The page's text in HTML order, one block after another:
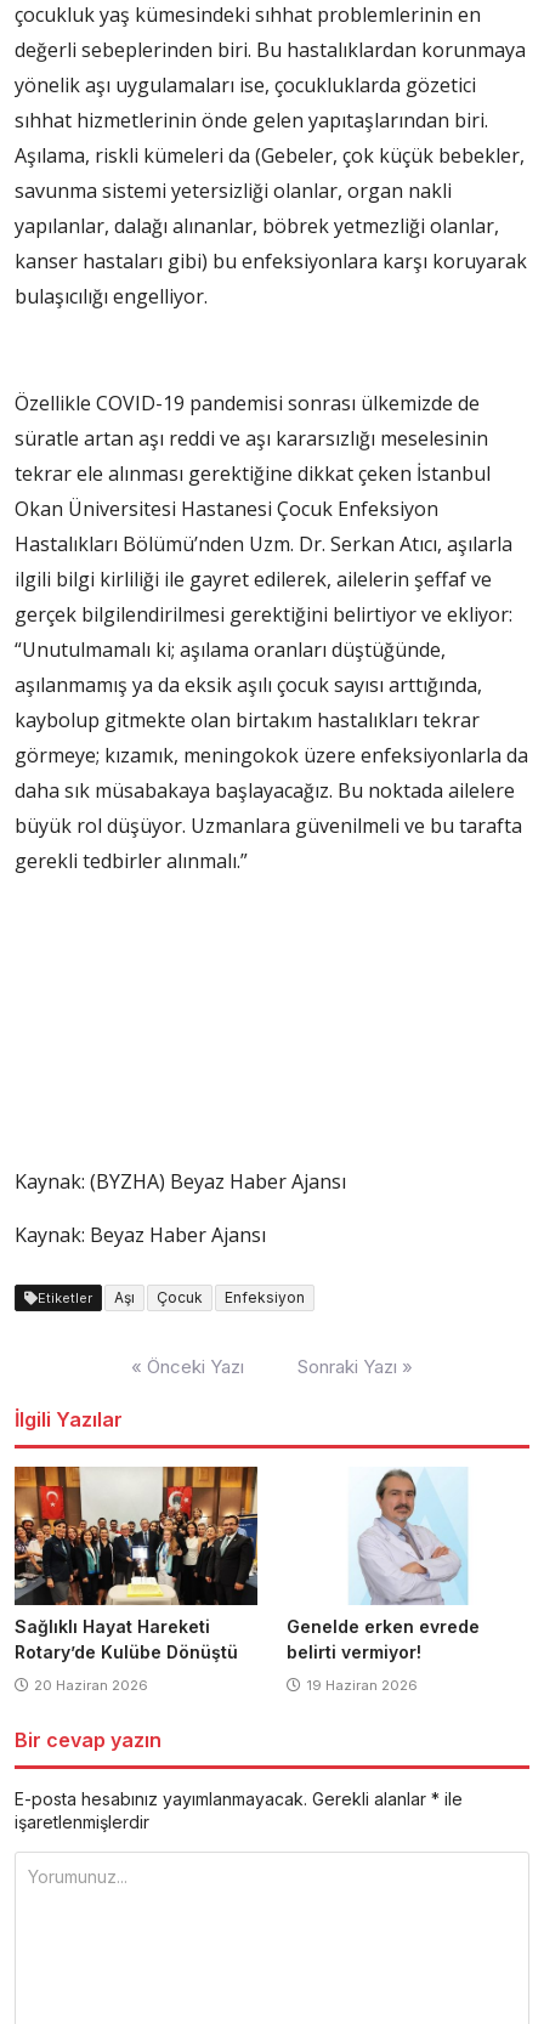
çocukluk yaş kümesindeki sıhhat problemlerinin en
değerli sebeplerinden biri. Bu hastalıklardan korunmaya
yönelik aşı uygulamaları ise, çocukluklarda gözetici
sıhhat hizmetlerinin önde gelen yapıtaşlarından biri.
Aşılama, riskli kümeleri da (Gebeler, çok küçük bebekler,
savunma sistemi yetersizliği olanlar, organ nakli
yapılanlar, dalağı alınanlar, böbrek yetmezliği olanlar,
kanser hastaları gibi) bu enfeksiyonlara karşı koruyarak
bulaşıcılığı engelliyor.
Özellikle COVID-19 pandemisi sonrası ülkemizde de
süratle artan aşı reddi ve aşı kararsızlığı meselesinin
tekrar ele alınması gerektiğine dikkat çeken İstanbul
Okan Üniversitesi Hastanesi Çocuk Enfeksiyon
Hastalıkları Bölümü’nden Uzm. Dr. Serkan Atıcı, aşılarla
ilgili bilgi kirliliği ile gayret edilerek, ailelerin şeffaf ve
gerçek bilgilendirilmesi gerektiğini belirtiyor ve ekliyor:
“Unutulmamalı ki; aşılama oranları düştüğünde,
aşılanmamış ya da eksik aşılı çocuk sayısı arttığında,
kaybolup gitmekte olan birtakım hastalıkları tekrar
görmeye; kızamık, meningokok üzere enfeksiyonlarla da
daha sık müsabakaya başlayacağız. Bu noktada ailelere
büyük rol düşüyor. Uzmanlara güvenilmeli ve bu tarafta
gerekli tedbirler alınmalı.”
Kaynak: (BYZHA) Beyaz Haber Ajansı
Kaynak: Beyaz Haber Ajansı
Etiketler Aşı Çocuk Enfeksiyon
« Önceki Yazı Sonraki Yazı »
İlgili Yazılar
Sağlıklı Hayat Hareketi
Rotary’de Kulübe Dönüştü
20 Haziran 2026
Genelde erken evrede
belirti vermiyor!
19 Haziran 2026
Bir cevap yazın
E-posta hesabınız yayımlanmayacak. Gerekli alanlar * ile
işaretlenmişlerdir